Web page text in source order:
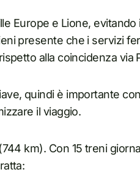
Europe e Lione,
presente che i servizi
alla coincidenza via
quindi è importante
il viaggio.
km). Con 15 treni